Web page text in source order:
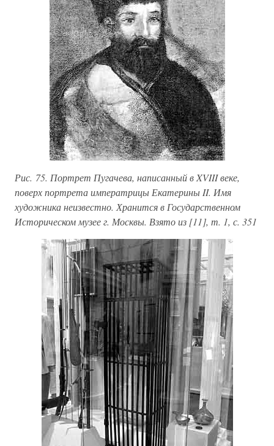
Рис. 75. Портрет Пугачева, написанный в XVIII веке,
поверх портрета императрицы Екатерины II. Имя
художника неизвестно. Хранится в Государственном
Историческом музее г. Москвы. Взято из [11], т. 1, с. 351